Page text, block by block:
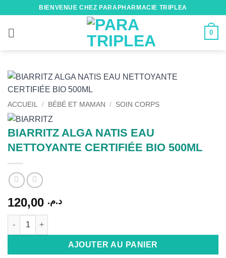
contenu
BIENVENUE CHEZ PARAPHARMACIE TRIPLEA
0
ACCUEIL / BÉBÉ ET MAMAN / SOIN CORPS
BIARRITZ ALGA NATIS EAU
NETTOYANTE CERTIFIÉE BIO 500ML
د.م.
quantité de BIARRITZ ALGA NATIS EAU NETTOYANTE
AJOUTER AU PANIER
Alternative: